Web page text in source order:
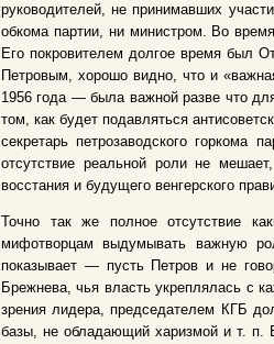
руководителей, не принимавших
обкома партии, ни министром. Во
Его покровителем долгое время был
Петровым, хорошо видно, что и
1956 года — была важной разве что
том, как будет подавляться
секретарь петрозаводского
отсутствие реальной роли не
восстания и будущего венгерского
Точно так же полное отсутствие
мифотворцам выдумывать важную
показывает — пусть Петров и не
Брежнева, чья власть укреплялась с
зрения лидера, председателем КГБ
базы, не обладающий харизмой и т. п.